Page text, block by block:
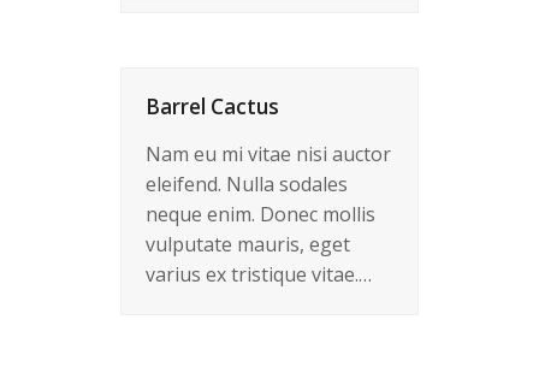
Barrel Cactus
Nam eu mi vitae nisi auctor
eleifend. Nulla sodales
neque enim. Donec mollis
vulputate mauris, eget
varius ex tristique vitae.…